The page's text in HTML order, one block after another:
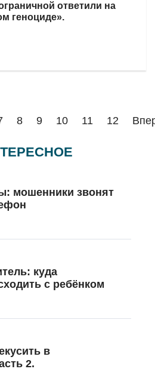
ответили на
геноциде».
8 9 10 11 12
мошенники звонят
куда
с ребёнком
в
2.